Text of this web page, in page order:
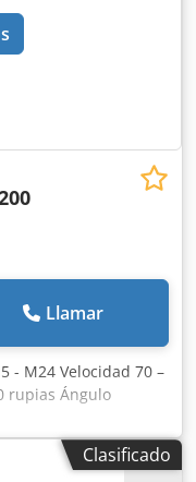
Llamar
- M24 Velocidad 70 –
rupias Ángulo
V Potencia del
de
constante y mínimo
Clasificado